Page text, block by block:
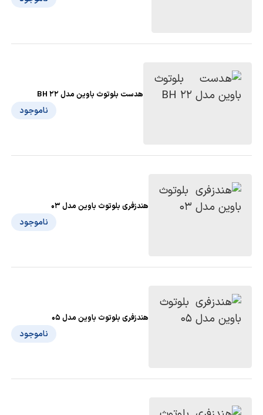
هدست بلوتوث باوین مدل BH 22
ناموجود
هندزفری بلوتوث باوین مدل 03
ناموجود
هندزفری بلوتوث باوین مدل 05
ناموجود